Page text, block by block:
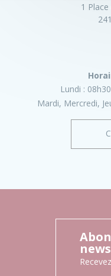
1
Lundi :
Mardi, Mercredi,